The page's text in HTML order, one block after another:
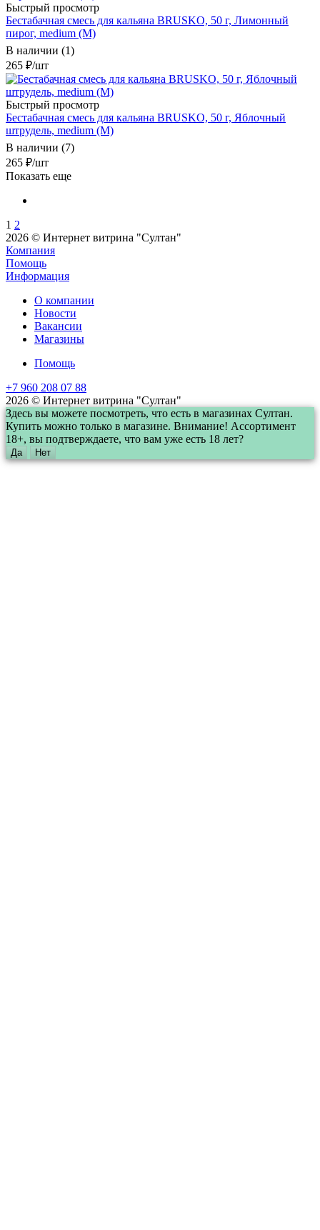
Быстрый просмотр
Бестабачная смесь для кальяна BRUSKO, 50 г, Лимонный
пирог, medium (М)
В наличии (1)
265 ₽/шт
Быстрый просмотр
Бестабачная смесь для кальяна BRUSKO, 50 г, Яблочный
штрудель, medium (М)
В наличии (7)
265 ₽/шт
Показать еще
1 2
2026 © Интернет витрина "Султан"
Компания
Помощь
Информация
О компании
Новости
Вакансии
Магазины
Помощь
+7 960 208 07 88
2026 © Интернет витрина "Султан"
Здесь вы можете посмотреть, что есть в магазинах Султан.
Купить можно только в магазине. Внимание! Ассортимент
18+, вы подтверждаете, что вам уже есть 18 лет?